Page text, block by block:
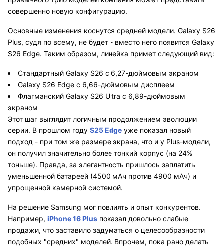
совершенно новую конфигурацию.
Основные изменения коснутся средней модели. Galaxy S26
Plus, судя по всему, не будет - вместо него появится Galaxy
S26 Edge. Таким образом, линейка примет следующий вид:
Стандартный Galaxy S26 с 6,27-дюймовым экраном
Galaxy S26 Edge с 6,66-дюймовым дисплеем
Флагманский Galaxy S26 Ultra с 6,89-дюймовым
экраном
Этот шаг выглядит логичным продолжением эволюции
серии. В прошлом году S25 Edge уже показал новый
подход - при том же размере экрана, что и у Plus-модели,
он получил значительно более тонкий корпус (на 24%
тоньше). Правда, за элегантность пришлось заплатить
уменьшенной батареей (4500 мАч против 4900 мАч) и
упрощенной камерной системой.
На решение Samsung мог повлиять и опыт конкурентов.
Например, iPhone 16 Plus показал довольно слабые
продажи, что заставило задуматься о целесообразности
подобных "средних" моделей. Впрочем, пока рано делать